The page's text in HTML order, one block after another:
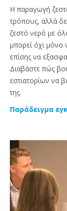
Η παραγωγή
τρόπους, αλλά
ζεστό νερό με
μπορεί όχι μόνο
επίσης να
Διαβάστε πώς
εστιατορίων να
της.
Παράδειγμα